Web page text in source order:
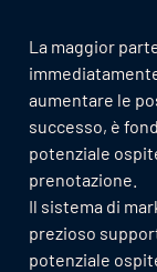
La maggior
aumentare le
successo, è
potenziale
prenotazione.
Il sistema di
prezioso
potenziale